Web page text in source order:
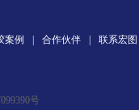
案例 合作伙伴
联系宏图
号